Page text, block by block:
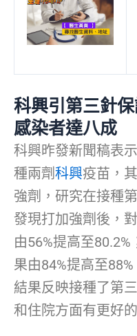
科興引第三針
感染者達八成
科興昨發新聞稿表
種兩劑科興疫苗，
強劑，研究在接種
發現打加強劑後，
由56%提高至
果由84%提高至
結果反映接種了第
和住院方面有更好